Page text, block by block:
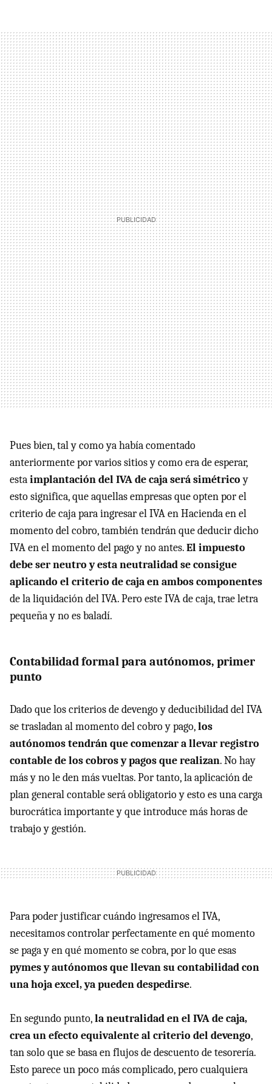
Pues bien, tal y como ya había comentado
anteriormente por varios sitios y como era de esperar,
estaimplantación del IVA de caja será simétricoy
esto significa, que aquellas empresas que opten por el
criterio de caja para ingresar el IVA en Hacienda en el
momento del cobro, también tendrán que deducir dicho
IVA en el momento del pago y no antes.El impuesto
debe ser neutro y esta neutralidad se consigue
aplicando el criterio de caja en ambos componentes
de la liquidación del IVA. Pero este IVA de caja, trae letra
pequeña y no es baladí.
Contabilidad formal para autónomos, primer
punto
Dado que los criterios de devengo y deducibilidad del IVA
se trasladan al momento del cobro y pago,los
autónomos tendrán que comenzar a llevar registro
contable de los cobros y pagos que realizan. No hay
más y no le den más vueltas. Por tanto, la aplicación de
plan general contable será obligatorio y esto es una carga
burocrática importante y que introduce más horas de
trabajo y gestión.
Para poder justificar cuándo ingresamos el IVA,
necesitamos controlar perfectamente en qué momento
se paga y en qué momento se cobra, por lo que esas
pymes y autónomos que llevan su contabilidad con
una hoja excel, ya pueden despedirse.
En segundo punto,la neutralidad en el IVA de caja,
crea un efecto equivalente al criterio del devengo,
tan solo que se basa en flujos de descuento de tesorería.
Esto parece un poco más complicado, pero cualquiera